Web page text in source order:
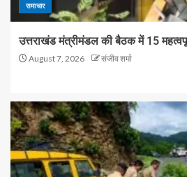
समाचार
उत्तराखंड मंत्रीमंडल की बैठक में 15
August 7, 2026 संजीव शर्मा